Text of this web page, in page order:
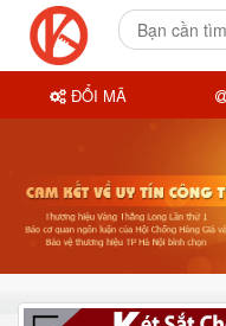
ĐỔI MÃ